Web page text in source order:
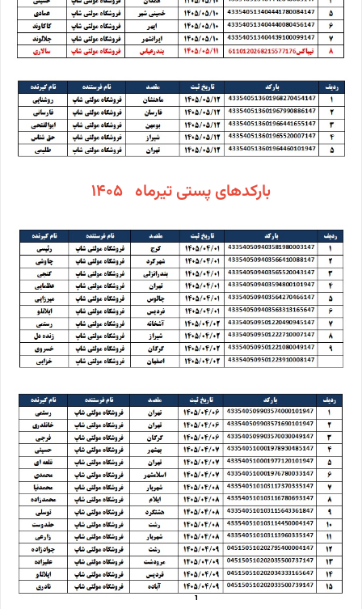
بارکدهای پستی تیرماه 1405